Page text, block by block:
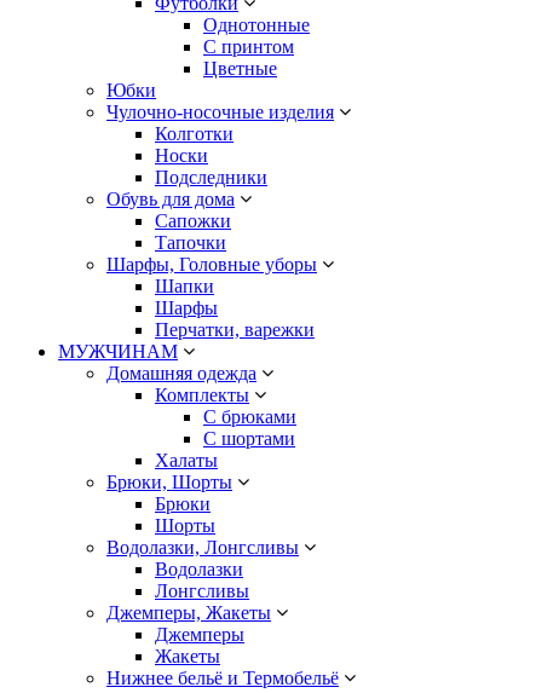
Однотонные
С принтом
Цветные
Юбки
Чулочно-носочные изделия
Колготки
Носки
Подследники
Обувь для дома
Сапожки
Тапочки
Шарфы, Головные уборы
Шапки
Шарфы
Перчатки, варежки
МУЖЧИНАМ
Домашняя одежда
Комплекты
С брюками
С шортами
Халаты
Брюки, Шорты
Брюки
Шорты
Водолазки, Лонгсливы
Водолазки
Лонгсливы
Джемперы, Жакеты
Джемперы
Жакеты
Нижнее бельё и Термобельё